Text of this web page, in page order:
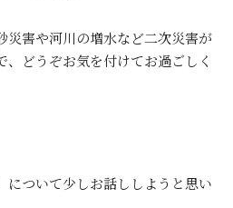
災害や河川の増水など二次災害が
どうぞお気を付けてお過ごしく
について少しお話ししようと思い